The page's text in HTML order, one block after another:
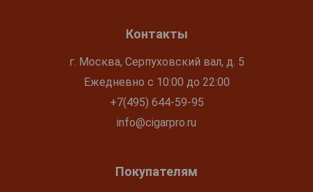
Контакты
г. Москва, Серпуховский вал, д. 5
Ежедневно с 10:00 до 22:00
+7(495) 644-59-95
info@cigarpro.ru
Покупателям